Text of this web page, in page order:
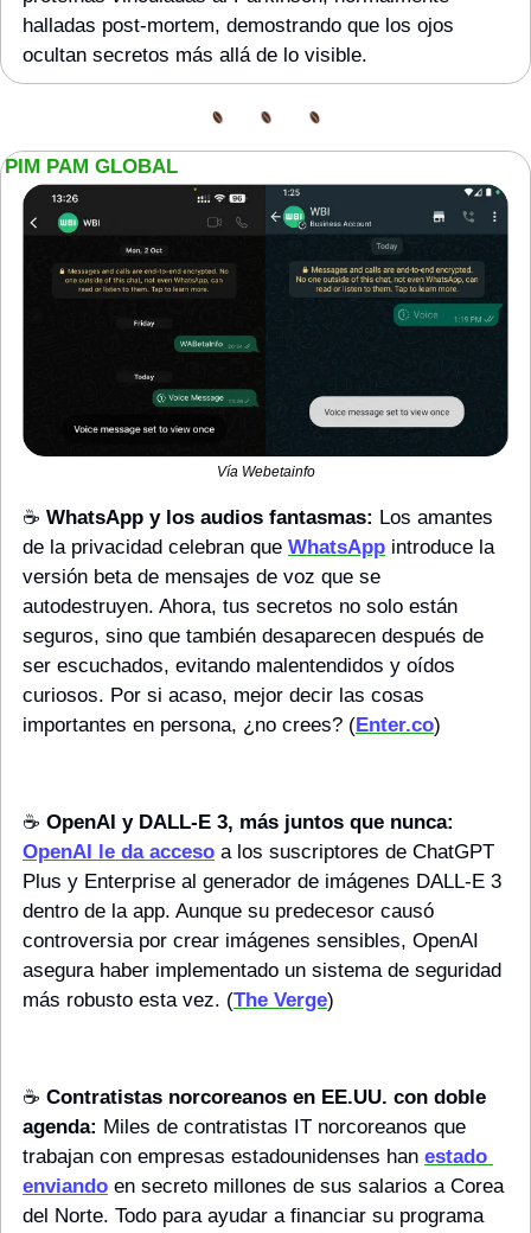
halladas post-mortem, demostrando que los ojos
ocultan secretos más allá de lo visible.
PIM PAM GLOBAL
Vía Webetainfo
☕️ WhatsApp y los audios fantasmas: Los amantes
de la privacidad celebran que WhatsApp introduce la
versión beta de mensajes de voz que se
autodestruyen. Ahora, tus secretos no solo están
seguros, sino que también desaparecen después de
ser escuchados, evitando malentendidos y oídos
curiosos. Por si acaso, mejor decir las cosas
importantes en persona, ¿no crees? (Enter.co)
☕️ OpenAI y DALL-E 3, más juntos que nunca:
OpenAI le da acceso a los suscriptores de ChatGPT
Plus y Enterprise al generador de imágenes DALL-E 3
dentro de la app. Aunque su predecesor causó
controversia por crear imágenes sensibles, OpenAI
asegura haber implementado un sistema de seguridad
más robusto esta vez. (The Verge)
☕️ Contratistas norcoreanos en EE.UU. con doble
agenda: Miles de contratistas IT norcoreanos que
trabajan con empresas estadounidenses han estado
enviando en secreto millones de sus salarios a Corea
del Norte. Todo para ayudar a financiar su programa